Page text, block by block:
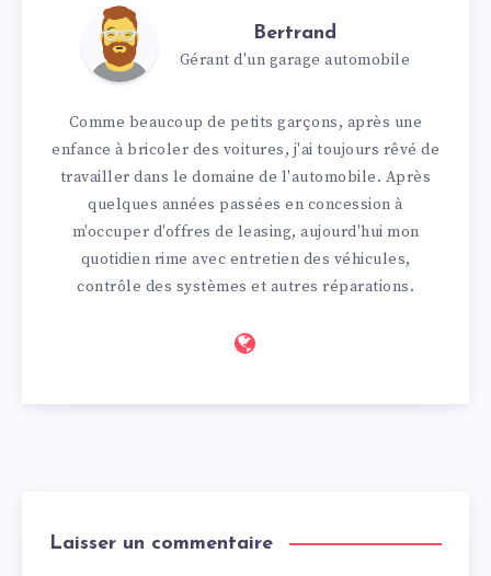
Bertrand
Gérant d'un garage automobile
Comme beaucoup de petits garçons, après une
enfance à bricoler des voitures, j'ai toujours rêvé de
travailler dans le domaine de l'automobile. Après
quelques années passées en concession à
m'occuper d'offres de leasing, aujourd'hui mon
quotidien rime avec entretien des véhicules,
contrôle des systèmes et autres réparations.
Laisser un commentaire